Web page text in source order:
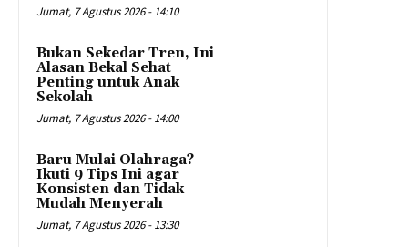
Jumat, 7 Agustus 2026 - 14:10
Bukan Sekedar Tren, Ini
Alasan Bekal Sehat
Penting untuk Anak
Sekolah
Jumat, 7 Agustus 2026 - 14:00
Baru Mulai Olahraga?
Ikuti 9 Tips Ini agar
Konsisten dan Tidak
Mudah Menyerah
Jumat, 7 Agustus 2026 - 13:30